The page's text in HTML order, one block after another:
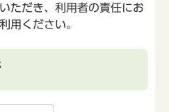
ただき、利用者の責任にお
用ください。